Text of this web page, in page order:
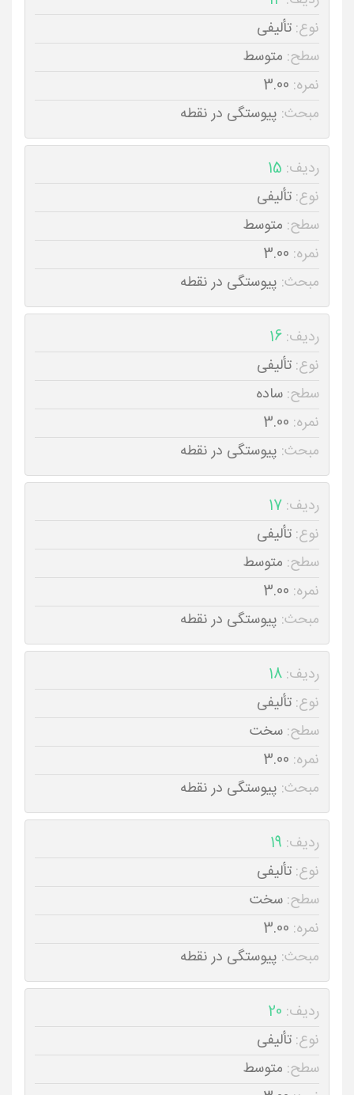
نوع: تألیفی
سطح: متوسط
نمره: 3.00
مبحث: پیوستگی در نقطه
ردیف: 15
نوع: تألیفی
سطح: متوسط
نمره: 3.00
مبحث: پیوستگی در نقطه
ردیف: 16
نوع: تألیفی
سطح: ساده
نمره: 3.00
مبحث: پیوستگی در نقطه
ردیف: 17
نوع: تألیفی
سطح: متوسط
نمره: 3.00
مبحث: پیوستگی در نقطه
ردیف: 18
نوع: تألیفی
سطح: سخت
نمره: 3.00
مبحث: پیوستگی در نقطه
ردیف: 19
نوع: تألیفی
سطح: سخت
نمره: 3.00
مبحث: پیوستگی در نقطه
ردیف: 20
نوع: تألیفی
سطح: متوسط